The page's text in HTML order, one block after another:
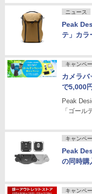
ニュース
Peak
テ」カラ
キャンペ
カメラバ
で5,000
Peak
「ゴール
キャンペ
Peak
の同時購
キャンペ